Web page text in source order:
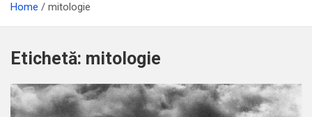
Home mitologie
Etichetă: mitologie